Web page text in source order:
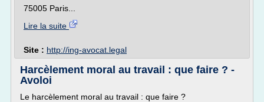
75005 Paris...
Lire la suite
Site : http://ing-avocat.legal
Harcèlement moral au travail : que faire ? -
Avoloi
Le harcèlement moral au travail : que faire ?